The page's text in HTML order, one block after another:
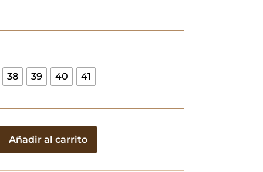
38 39 40 41
Añadir al carrito